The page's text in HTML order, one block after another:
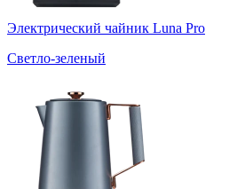
Электрический чайник Luna Pro
Светло-зеленый